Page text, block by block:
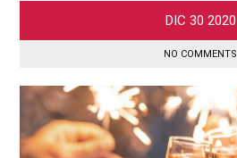
DIC 30 2020
NO COMMENTS